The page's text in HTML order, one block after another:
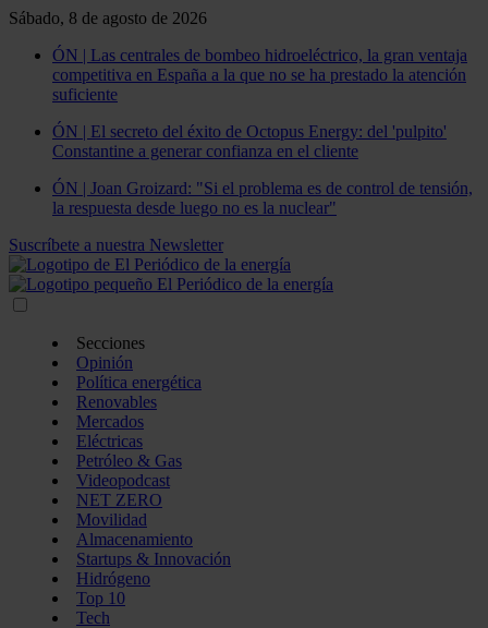
Sábado, 8 de agosto de 2026
ÓN | Las centrales de bombeo hidroeléctrico, la gran ventaja
competitiva en España a la que no se ha prestado la atención
suficiente
ÓN | El secreto del éxito de Octopus Energy: del 'pulpito'
Constantine a generar confianza en el cliente
ÓN | Joan Groizard: "Si el problema es de control de tensión,
la respuesta desde luego no es la nuclear"
Suscríbete a nuestra Newsletter
Secciones
Opinión
Política energética
Renovables
Mercados
Eléctricas
Petróleo & Gas
Videopodcast
NET ZERO
Movilidad
Almacenamiento
Startups & Innovación
Hidrógeno
Top 10
Tech